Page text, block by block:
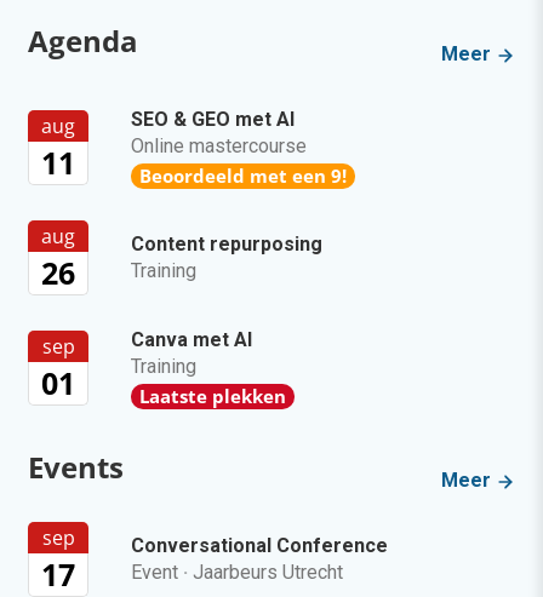
Agenda Meer
aug
11
SEO & GEO met AI
Online mastercourse
Beoordeeld met een 9!
aug
26
Content repurposing
Training
sep
01
Canva met AI
Training
Laatste plekken
Events Meer
sep
17
Conversational Conference
Event · Jaarbeurs Utrecht